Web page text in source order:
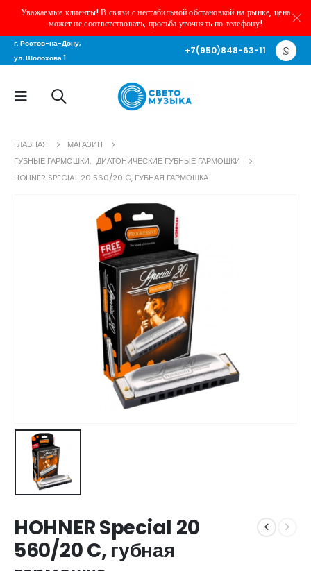
Уважаемые клиенты! В связи с нестабильной обстановкой на рынке, цена
может не соответствовать, просьба уточнять по телефону!
г. Ростов-на-Дону,
ул. Шолохова 1
+7(950)848-63-11
ГЛАВНАЯ
МАГАЗИН
ГУБНЫЕ ГАРМОШКИ, ДИАТОНИЧЕСКИЕ ГУБНЫЕ ГАРМОШКИ
HOHNER SPECIAL 20 560/20 C, ГУБНАЯ ГАРМОШКА
HOHNER Special 20
560/20 C, губная